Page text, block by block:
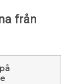
från